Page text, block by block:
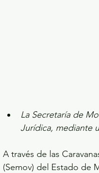
La Secretaría de
Jurídica, mediante
A través de las
(Semov) del Estado de